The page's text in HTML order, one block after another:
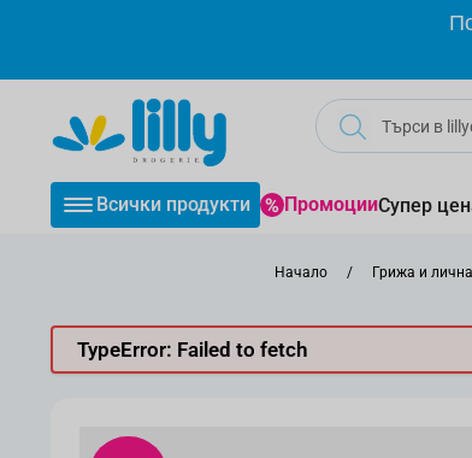
Всички продукти ПромоцииСупер
Начало / Грижа и
TypeError: Failed to fetch